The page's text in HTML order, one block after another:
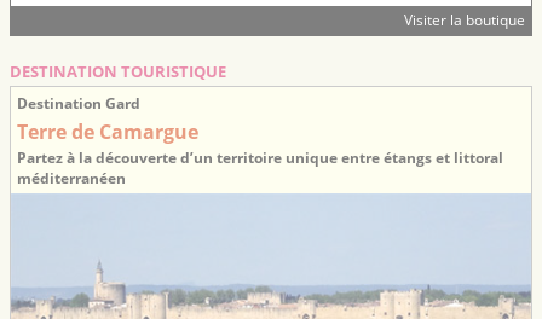
Visiter la boutique
DESTINATION TOURISTIQUE
Destination Gard
Terre de Camargue
Partez à la découverte d’un territoire unique entre étangs et littoral
méditerranéen